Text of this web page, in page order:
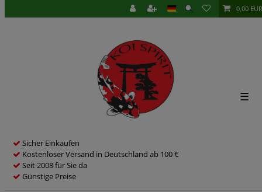
0,00 EUR
Sicher Einkaufen
Kostenloser Versand in Deutschland ab 100 €
Seit 2008 für Sie da
Günstige Preise
☰